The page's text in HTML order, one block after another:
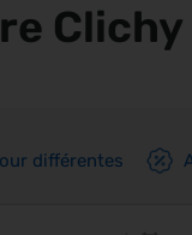
Clichy
différentes